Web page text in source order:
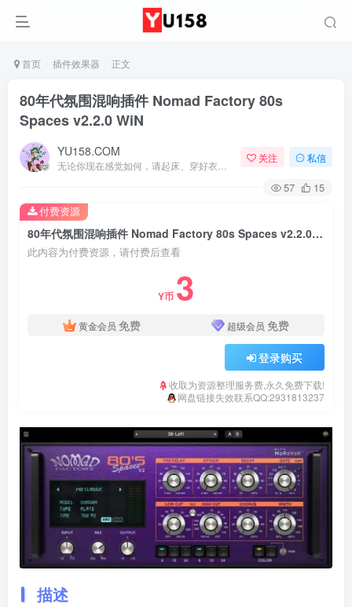
首页 插件效果器 正文
80年代氛围混响插件 Nomad Factory 80s
Spaces v2.2.0 WiN
YU158.COM 关注 私信
57 15
80年代氛围混响插件 Nomad Factory 80s Spaces v2.2.0 WiN
此内容为付费资源，请付费后查看
Y币 3
黄金会员 免费 超级会员 免费
登录购买
收取为资源整理服务费,永久免费下载!
网盘链接失效联系QQ:2931813237
付费资源
描述